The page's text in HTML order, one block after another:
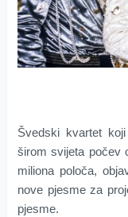
Švedski kvartet
širom svijeta počev
miliona poloča,
nove pjesme za
pjesme.